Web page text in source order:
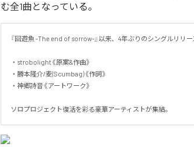
む全1曲となっている。
『回遊魚 -The end of sorrow-』以来、4年ぶりのシングルリリ
・strobolight《原案&作曲》
・勝本隆介/麦(Scumbag)《作詞》
・神郷詩音《アートワーク》
ソロプロジェクト復活を彩る豪華アーティストが集結。